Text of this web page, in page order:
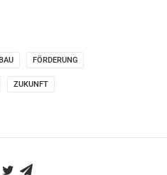
FÖRDERUNG
ZUKUNFT